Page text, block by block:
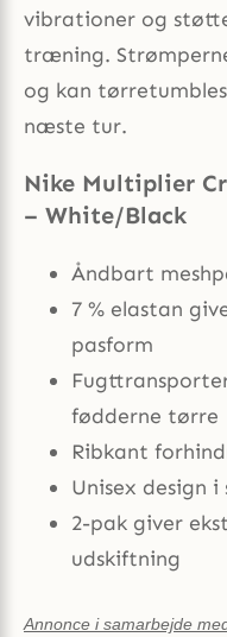
vibrationer og
træning.
og kan
næste tur.
Nike Multiplier
– White/Black
Åndbart
7 % elastan
pasform
fødderne tørre
Ribkant
Unisex design i
2-pak giver
udskiftning
Annonce i samarbejde